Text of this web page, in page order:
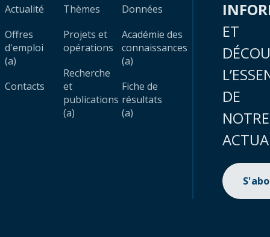
Actualité
Offres
d'emploi
(a)
Contacts
Thèmes
Projets et
opérations
Recherche
et
publications
(a)
Données
Académie des
connaissances
(a)
Fiche de
résultats
(a)
ET
DE
NOTRE